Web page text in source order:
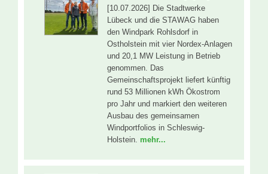
[10.07.2026] Die Stadtwerke
Lübeck und die STAWAG haben
den Windpark Rohlsdorf in
Ostholstein mit vier Nordex-Anlagen
und 20,1 MW Leistung in Betrieb
genommen. Das
Gemeinschaftsprojekt liefert künftig
rund 53 Millionen kWh Ökostrom
pro Jahr und markiert den weiteren
Ausbau des gemeinsamen
Windportfolios in Schleswig-
Holstein. mehr...